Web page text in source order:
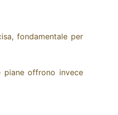
fondamentale per
piane offrono invece